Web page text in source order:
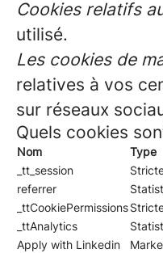
Cookies relatifs
utilisé.
Les cookies de
relatives à vos
sur réseaux
Quels cookies
Nom Type
_tt_session
referrer
_ttCookiePermissions
_ttAnalytics
Apply with Linkedin